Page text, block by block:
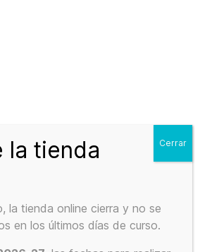
vacío.
TIENDA
la tienda
la tienda online cierra y no se
en los últimos días de curso.
Cerrar